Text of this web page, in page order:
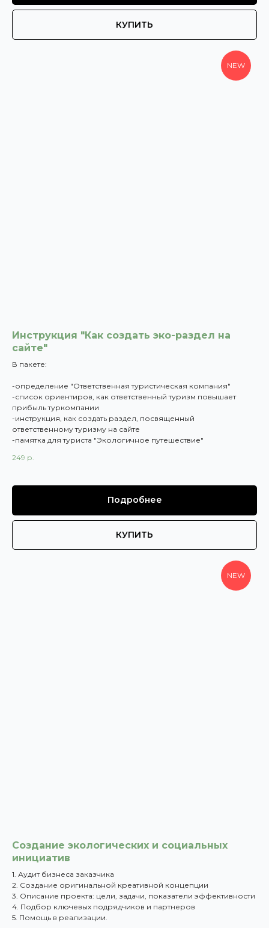
КУПИТЬ
NEW
Инструкция "Как создать эко-раздел на
сайте"
В пакете:
-определение "Ответственная туристическая компания"
-список ориентиров, как ответственный туризм повышает
прибыль туркомпании
-инструкция, как создать раздел, посвященный
ответственному туризму на сайте
-памятка для туриста "Экологичное путешествие"
249 р.
Подробнее
КУПИТЬ
NEW
Создание экологических и социальных
инициатив
1. Аудит бизнеса заказчика
2. Создание оригинальной креативной концепции
3. Описание проекта: цели, задачи, показатели эффективности
4. Подбор ключевых подрядчиков и партнеров
5. Помощь в реализации.